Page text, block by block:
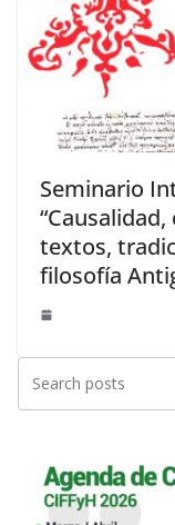
Seminario
textos,
filosofía